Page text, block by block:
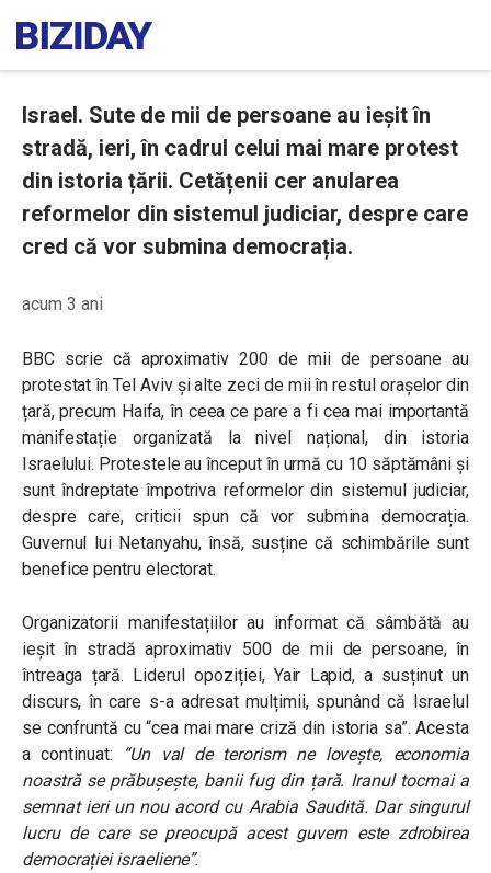
Israel. Sute de mii de persoane au ieșit în
stradă, ieri, în cadrul celui mai mare protest
din istoria țării. Cetățenii cer anularea
reformelor din sistemul judiciar, despre care
cred că vor submina democrația.
acum 3 ani
BBC scrie că aproximativ 200 de mii de persoane au
protestat în Tel Aviv și alte zeci de mii în restul orașelor din
țară, precum Haifa, în ceea ce pare a fi cea mai importantă
manifestație organizată la nivel național, din istoria
Israelului. Protestele au început în urmă cu 10 săptămâni și
sunt îndreptate împotriva reformelor din sistemul judiciar,
despre care, criticii spun că vor submina democrația.
Guvernul lui Netanyahu, însă, susține că schimbările sunt
benefice pentru electorat.
Organizatorii manifestațiilor au informat că sâmbătă au
ieșit în stradă aproximativ 500 de mii de persoane, în
întreaga țară. Liderul opoziției, Yair Lapid, a susținut un
discurs, în care s-a adresat mulțimii, spunând că Israelul
se confruntă cu “cea mai mare criză din istoria sa”.Acesta
a continuat:
“Un val de terorism ne lovește, economia
noastră se prăbușește, banii fug din țară. Iranul tocmai a
semnat ieri un nou acord cu Arabia Saudită. Dar singurul
lucru de care se preocupă acest guvern este zdrobirea
democrației israeliene”.